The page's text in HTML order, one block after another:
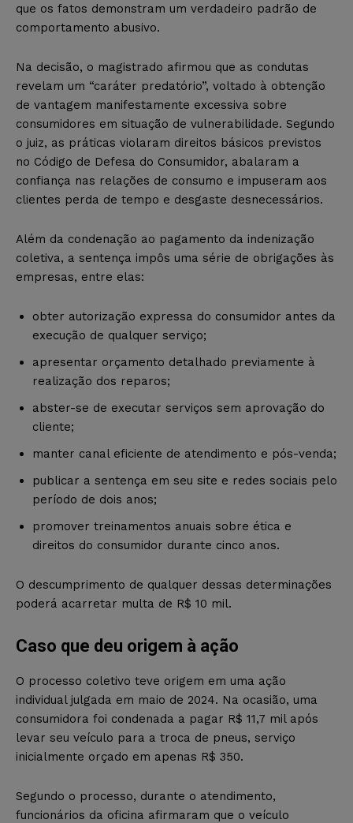
que os fatos demonstram um verdadeiro padrão de
comportamento abusivo.
Na decisão, o magistrado afirmou que as condutas
revelam um “caráter predatório”, voltado à obtenção
de vantagem manifestamente excessiva sobre
consumidores em situação de vulnerabilidade. Segundo
o juiz, as práticas violaram direitos básicos previstos
no Código de Defesa do Consumidor, abalaram a
confiança nas relações de consumo e impuseram aos
clientes perda de tempo e desgaste desnecessários.
Além da condenação ao pagamento da indenização
coletiva, a sentença impôs uma série de obrigações às
empresas, entre elas:
obter autorização expressa do consumidor antes da
execução de qualquer serviço;
apresentar orçamento detalhado previamente à
realização dos reparos;
abster-se de executar serviços sem aprovação do
cliente;
manter canal eficiente de atendimento e pós-venda;
publicar a sentença em seu site e redes sociais pelo
período de dois anos;
promover treinamentos anuais sobre ética e
direitos do consumidor durante cinco anos.
O descumprimento de qualquer dessas determinações
poderá acarretar multa de R$ 10 mil.
Caso que deu origem à ação
O processo coletivo teve origem em uma ação
individual julgada em maio de 2024. Na ocasião, uma
consumidora foi condenada a pagar R$ 11,7 mil após
levar seu veículo para a troca de pneus, serviço
inicialmente orçado em apenas R$ 350.
Segundo o processo, durante o atendimento,
funcionários da oficina afirmaram que o veículo